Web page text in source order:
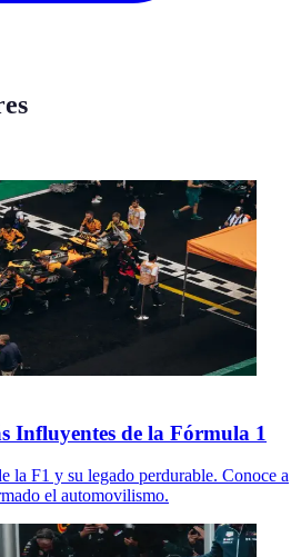
Influyentes de la Fórmula 1
la F1 y su legado perdurable. Conoce a
el automovilismo.